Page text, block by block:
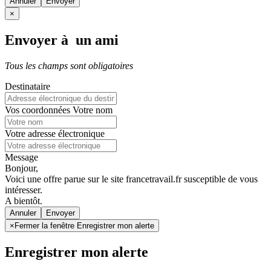
×
Envoyer à un ami
Tous les champs sont obligatoires
Destinataire
Vos coordonnées Votre nom
Votre adresse électronique
Message
Bonjour,
Voici une offre parue sur le site francetravail.fr susceptible de vous
intéresser.
A bientôt.
Annuler
× Fermer la fenêtre Enregistrer mon alerte
Enregistrer mon alerte